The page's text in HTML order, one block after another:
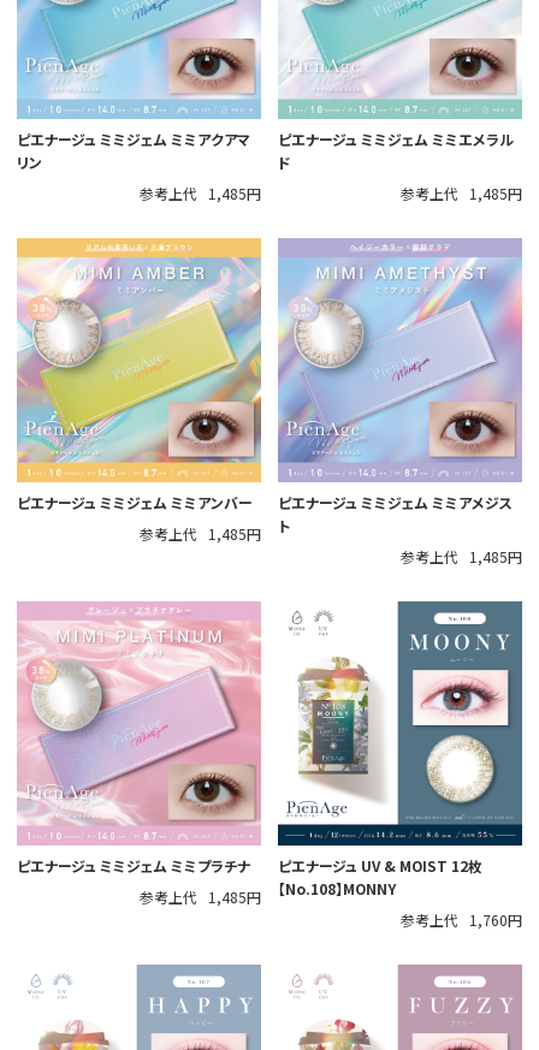
ピエナージュ ミミジェム ミミアクアマ
リン
参考上代
1,485円
ピエナージュ ミミジェム ミミエメラル
ド
参考上代
1,485円
ピエナージュ ミミジェム ミミアンバー
参考上代
1,485円
ピエナージュ ミミジェム ミミアメジス
ト
参考上代
1,485円
ピエナージュ ミミジェム ミミプラチナ
参考上代
1,485円
ピエナージュ UV & MOIST 12枚
【No.108】MONNY
参考上代
1,760円